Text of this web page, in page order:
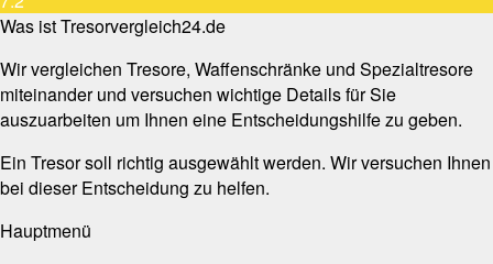
Was ist Tresorvergleich24.de
Wir vergleichen Tresore, Waffenschränke und Spezialtresore
miteinander und versuchen wichtige Details für Sie
auszuarbeiten um Ihnen eine Entscheidungshilfe zu geben.
Ein Tresor soll richtig ausgewählt werden. Wir versuchen Ihnen
bei dieser Entscheidung zu helfen.
Hauptmenü